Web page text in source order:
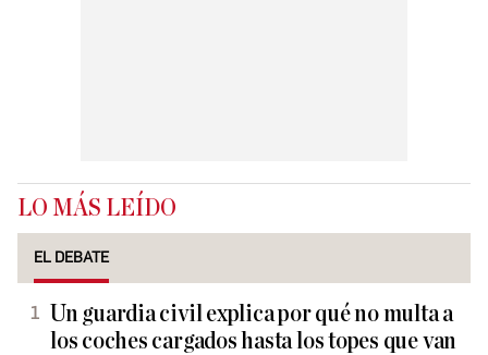
LO MÁS LEÍDO
EL DEBATE
Un guardia civil explica por qué no multa a
los coches cargados hasta los topes que van